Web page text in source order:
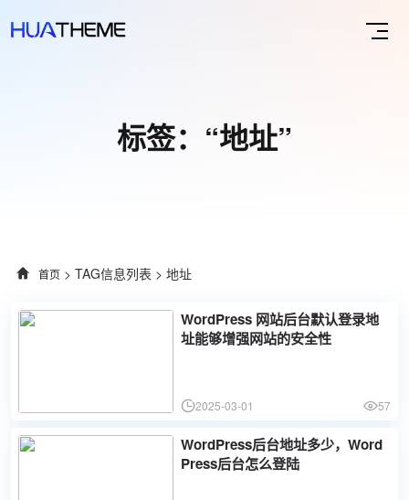
标签：“地址”
首页 > TAG信息列表 > 地址
WordPress 网站后台默认登录地
址能够增强网站的安全性
2025-03-01 57
WordPress后台地址多少，Word
Press后台怎么登陆